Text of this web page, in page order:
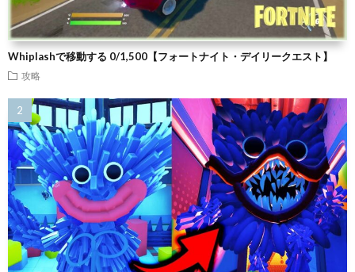
Whiplashで移動する 0/1,500【フォートナイト・デイリークエスト】
攻略